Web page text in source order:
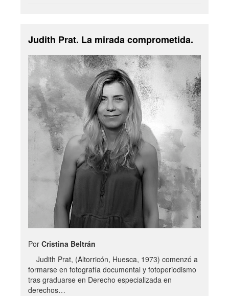
Judith Prat. La mirada comprometida.
Por Cristina Beltrán
Judith Prat, (Altorricón, Huesca, 1973) comenzó a
formarse en fotografía documental y fotoperiodismo
tras graduarse en Derecho especializada en
derechos…